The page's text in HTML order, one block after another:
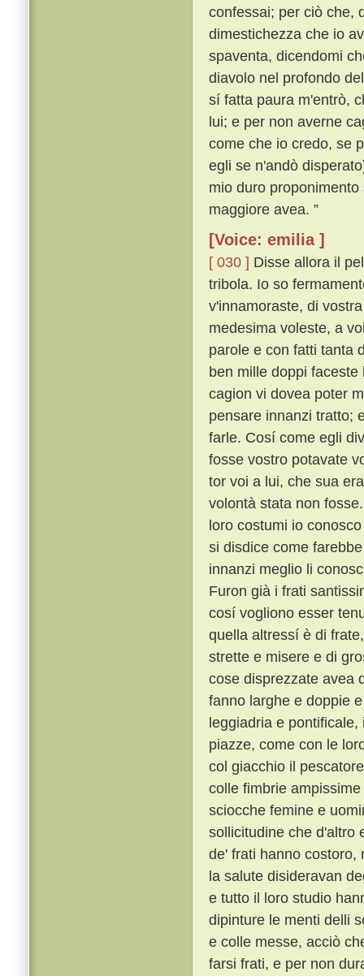
confessai; per ciò che,
dimestichezza che io
spaventa, dicendomi
diavolo nel profondo
sí fatta paura m'entrò,
lui; e per non averne
come che io credo, se
egli se n'andò
mio duro
maggiore avea. ”
[Voice: emilia ]
[ 030 ] Disse allora il
tribola. Io so
v'innamoraste, di
medesima voleste, a
parole e con fatti tanta
ben mille doppi
cagion vi dovea poter
pensare innanzi tratto;
farle. Cosí come egli
fosse vostro potavate
tor voi a lui, che sua
volontà stata non
loro costumi io
si disdice come
innanzi meglio li
Furon già i frati
cosí vogliono esser
quella altressí è di
strette e misere e di
cose disprezzate avea
fanno larghe e doppie
leggiadria e
piazze, come con le
col giacchio il
colle fimbrie
sciocche femine e
sollicitudine che d'altro
de' frati hanno
la salute disideravan
e tutto il loro studio
dipinture le menti delli
e colle messe, acciò
farsi frati, e per non